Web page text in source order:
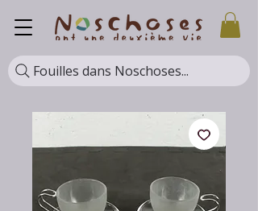
Fouilles dans Noschoses...